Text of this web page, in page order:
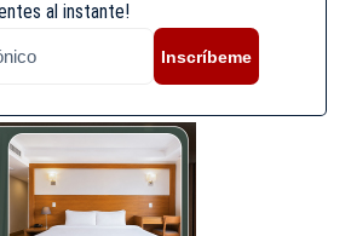
al instante!
Inscríbeme